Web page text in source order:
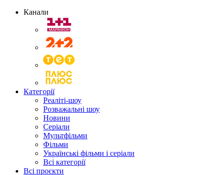
Канали
Категорії
Реаліті-шоу
Розважальні шоу
Новини
Серіали
Мультфільми
Фільми
Українські фільми і серіали
Всі категорії
Всі проєкти